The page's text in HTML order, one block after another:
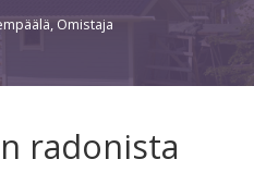
Omistaja
radonista